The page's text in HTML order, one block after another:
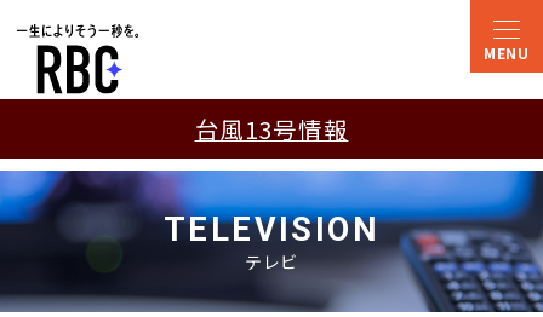
台風13号情報
TELEVISION
テレビ